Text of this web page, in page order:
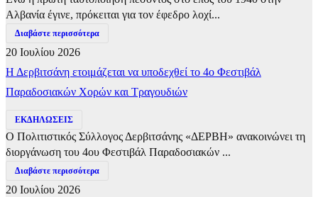
Αλβανία έγινε, πρόκειται για τον έφεδρο λοχί...
Διαβάστε περισσότερα
20 Ιουλίου 2026
Η Δερβιτσάνη ετοιμάζεται να υποδεχθεί το 4ο Φεστιβάλ
Παραδοσιακών Χορών και Τραγουδιών
ΕΚΔΗΛΩΣΕΙΣ
Ο Πολιτιστικός Σύλλογος Δερβιτσάνης «ΔΕΡΒΗ» ανακοινώνει τη
διοργάνωση του 4ου Φεστιβάλ Παραδοσιακών ...
Διαβάστε περισσότερα
20 Ιουλίου 2026